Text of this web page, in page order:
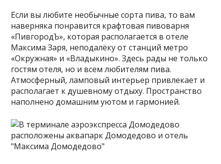
Если вы любите необычные сорта пива, то вам
наверняка понравится крафтовая пивоварня
«ПивгородЪ», которая располагается в отеле
Максима Заря, неподалёку от станций метро
«Окружная» и «Владыкино». Здесь рады не только
гостям отеля, но и всем любителям пива.
Атмосферный, ламповый интерьер привлекает и
располагает к душевному отдыху. Пространство
наполнено домашним уютом и гармонией.